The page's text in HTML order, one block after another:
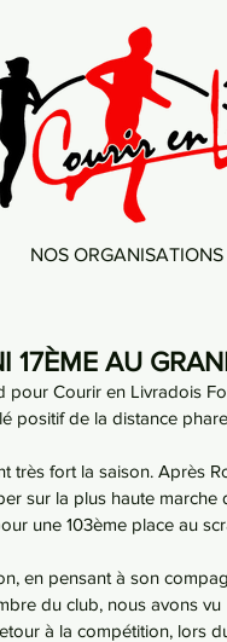
NOS ORGANISATIONS
17ÈME AU
pour Courir en Livradois
positif de la distance
très fort la saison. Après
sur la plus haute
une 103ème place au
en pensant à son
du club, nous avons
à la compétition, lors